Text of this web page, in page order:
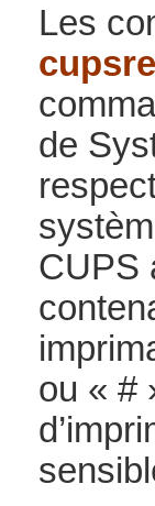
Les
de
CUPS
ou « #